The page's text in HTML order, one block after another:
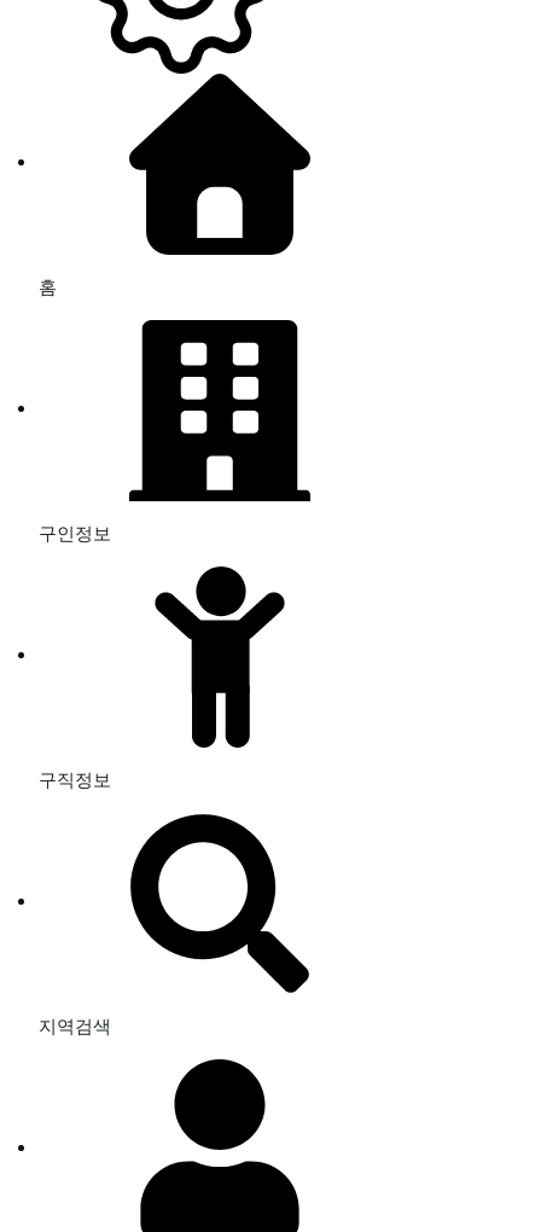
홈
구인정보
구직정보
지역검색